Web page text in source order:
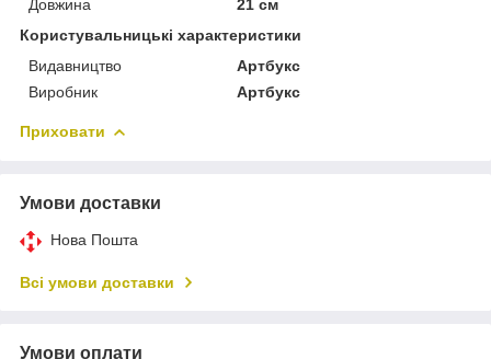
Довжина
21 см
Користувальницькі характеристики
Видавництво
Артбукс
Виробник
Артбукс
Приховати
Умови доставки
Нова Пошта
Всі умови доставки
Умови оплати